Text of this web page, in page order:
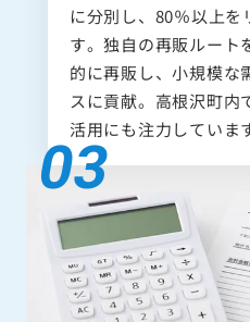
に分別し、80％以上を
す。独自の再販ルート
的に再販し、小規模な
スに貢献。高根沢町内
活用にも注力していま